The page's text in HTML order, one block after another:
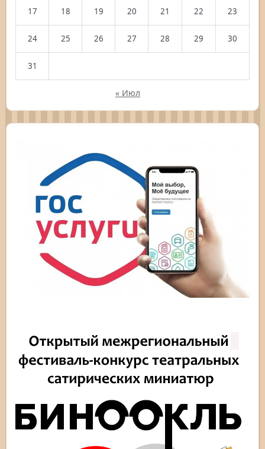
17 18 19 20 21 22 23
24 25 26 27 28 29 30
31
« Июл